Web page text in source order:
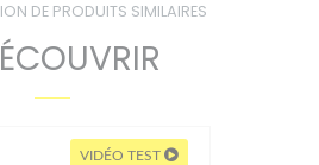
DE PRODUITS SIMILAIRES
VIDÉO TEST